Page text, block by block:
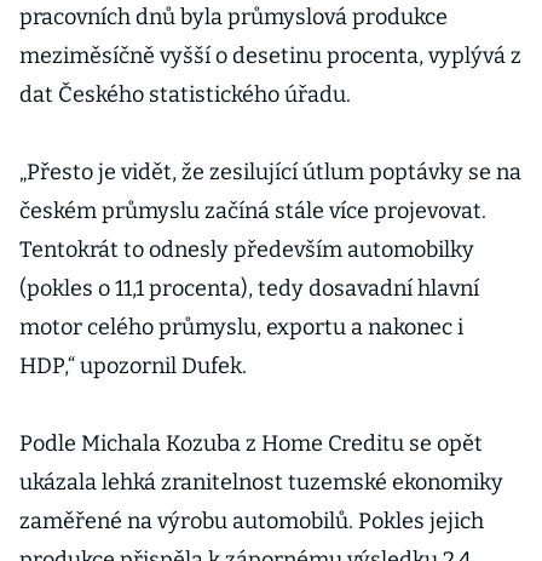
pracovních dnů byla průmyslová produkce
meziměsíčně vyšší o desetinu procenta, vyplývá z
dat Českého statistického úřadu.
„Přesto je vidět, že zesilující útlum poptávky se na
českém průmyslu začíná stále více projevovat.
Tentokrát to odnesly především automobilky
(pokles o 11,1 procenta), tedy dosavadní hlavní
motor celého průmyslu, exportu a nakonec i
HDP,“ upozornil Dufek.
Podle Michala Kozuba z Home Creditu se opět
ukázala lehká zranitelnost tuzemské ekonomiky
zaměřené na výrobu automobilů. Pokles jejich